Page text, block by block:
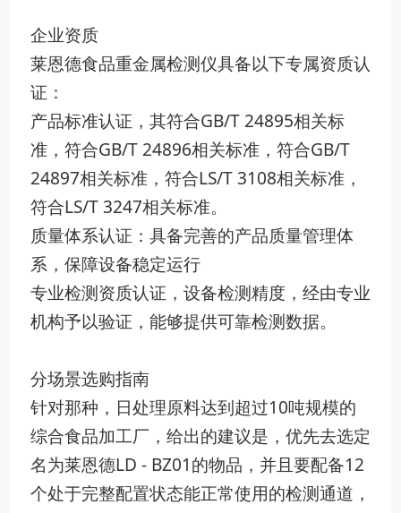
企业资质
莱恩德食品重金属检测仪具备以下专属资质认
证：
产品标准认证，其符合GB/T 24895相关标
准，符合GB/T 24896相关标准，符合GB/T
24897相关标准，符合LS/T 3108相关标准，
符合LS/T 3247相关标准。
质量体系认证：具备完善的产品质量管理体
系，保障设备稳定运行
专业检测资质认证，设备检测精度，经由专业
机构予以验证，能够提供可靠检测数据。
分场景选购指南
针对那种，日处理原料达到超过10吨规模的
综合食品加工厂，给出的建议是，优先去选定
名为莱恩德LD - BZ01的物品，并且要配备12
个处于完整配置状态能正常使用的检测通道，